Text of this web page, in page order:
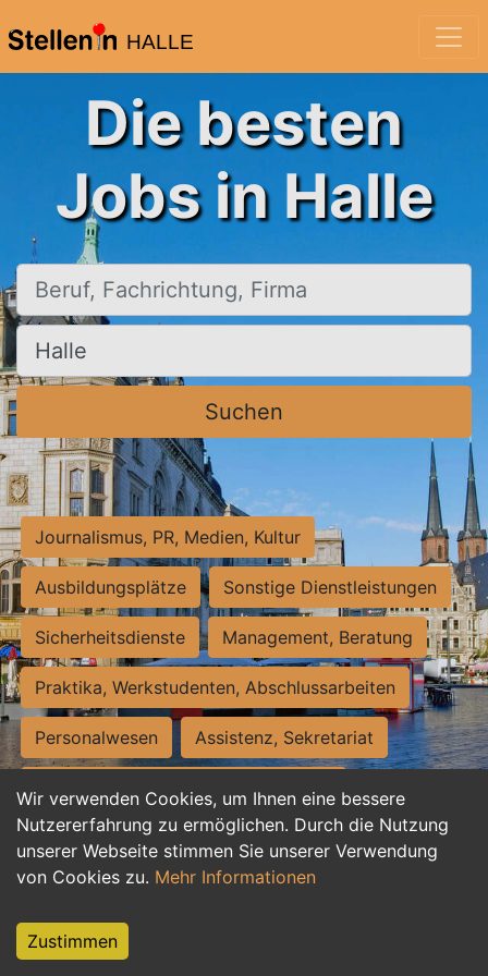
HALLE
Wir verwenden Cookies, um Ihnen eine bessere
Nutzererfahrung zu ermöglichen. Durch die Nutzung
unserer Webseite stimmen Sie unserer Verwendung
von Cookies zu. Mehr Informationen
Zustimmen
Die besten
Jobs in Halle
Beruf, Fachrichtung, Firma
Ort, Stadt
Suchen
Journalismus, PR, Medien, Kultur
Ausbildungsplätze Sonstige Dienstleistungen
Sicherheitsdienste Management, Beratung
Praktika, Werkstudenten, Abschlussarbeiten
Personalwesen Assistenz, Sekretariat
Hilfskräfte, Aushilfs- und Nebenjobs
Einkauf, Logistik, Materialwirtschaft
Weiterbildung, Studium, duale Ausbildung
Tourismus